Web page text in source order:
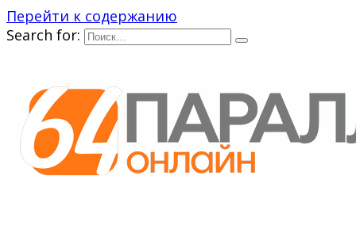
Перейти к содержанию
Search for: